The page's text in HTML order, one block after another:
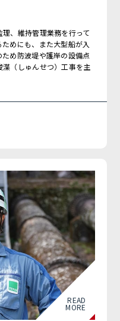
、維持管理業務を行って
めにも、また大型船が入
め防波堤や護岸の設備点
（しゅんせつ）工事を主
READ
MORE